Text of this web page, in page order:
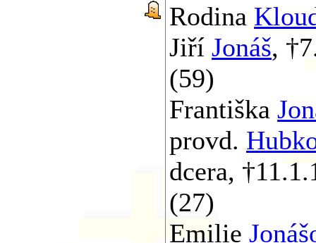
Rodina
JiříJonáš,
(59)
Františka
provd.
dcera,
(27)
Emilie